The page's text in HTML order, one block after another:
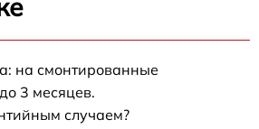
на смонтированные
3 месяцев.
случаем?